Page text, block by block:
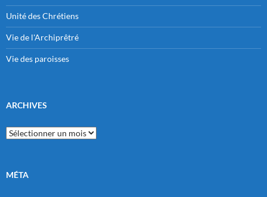
Unité des Chrétiens
Vie de l'Archiprêtré
Vie des paroisses
ARCHIVES
Archives
MÉTA